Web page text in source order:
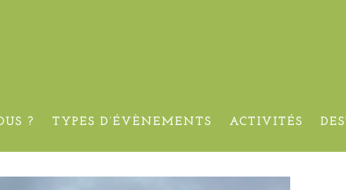
? TYPES D’ÉVÈNEMENTS ACTIVITÉS
60 personnes – Athènes –